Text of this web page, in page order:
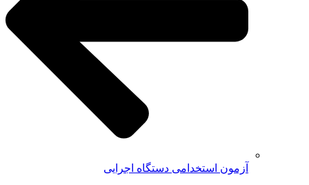
آزمون استخدامی دستگاه اجرایی